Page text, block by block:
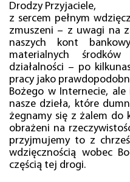
Drodzy Przyjaciele,
z sercem pełnym
zmuszeni – z uwagi na
naszych kont
materialnych
działalności – po
pracy jako
Bożego w Internecie,
nasze dzieła, które
żegnamy się z żalem do
obrażeni na
przyjmujemy to z
wdzięcznością wobec
częścią tej drogi.